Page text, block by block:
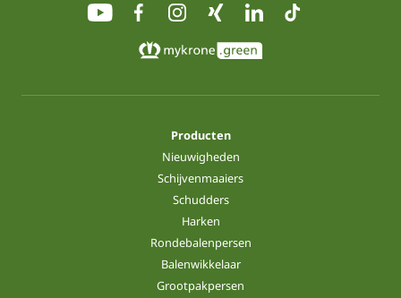
Producten
Nieuwigheden
Schijvenmaaiers
Schudders
Harken
Rondebalenpersen
Balenwikkelaar
Grootpakpersen